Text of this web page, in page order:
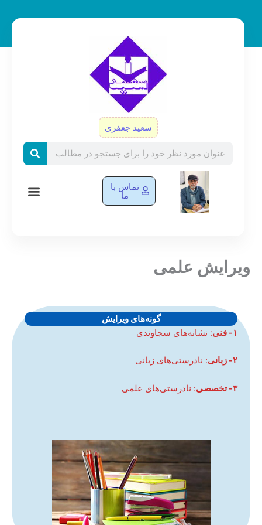
سعید جعفری
تماس با
ما
ویرایش علمی
گونه‌های ویرایش
۱- فنی
: نشانه‌های سجاوندی
۲- زبانی : نادرستی‌های زبانی
۳- تخصصی : نادرستی‌های علمی